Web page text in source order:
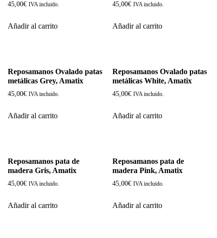
45,00€ IVA incluido.
Añadir al carrito
45,00€ IVA incluido.
Añadir al carrito
Reposamanos Ovalado patas
metálicas Grey, Amatix
45,00€ IVA incluido.
Añadir al carrito
Reposamanos Ovalado patas
metálicas White, Amatix
45,00€ IVA incluido.
Añadir al carrito
Reposamanos pata de
madera Gris, Amatix
45,00€ IVA incluido.
Añadir al carrito
Reposamanos pata de
madera Pink, Amatix
45,00€ IVA incluido.
Añadir al carrito